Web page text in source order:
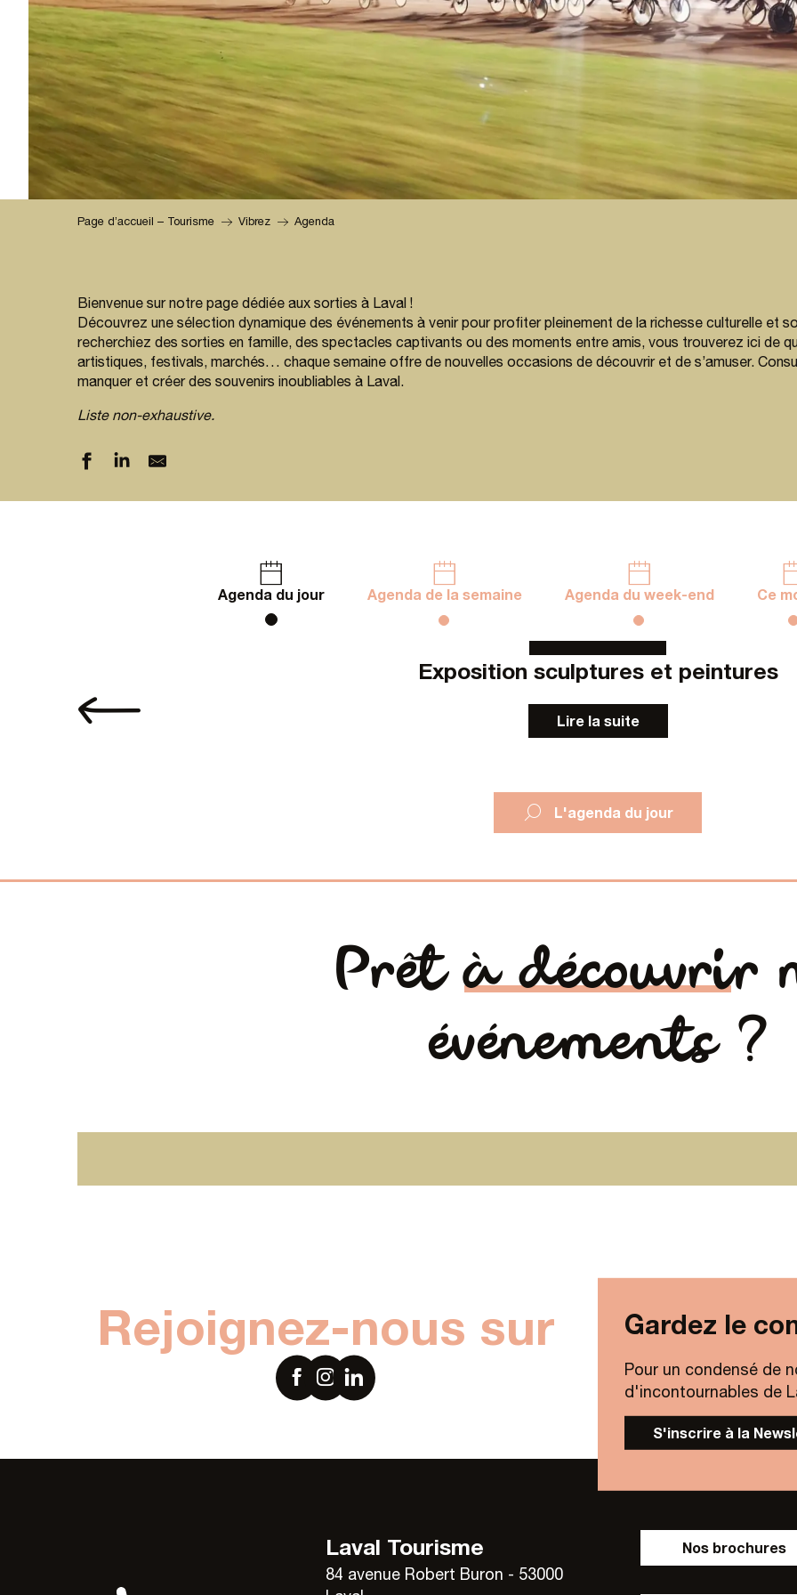
Page d’accueil – Tourisme Vibrez Agenda
Bienvenue sur notre page dédiée aux sorties à Laval !
Découvrez une sélection dynamique des événements à venir pour profiter pleinement de la richesse culturelle et
recherchiez des sorties en famille, des spectacles captivants ou des moments entre amis, vous trouverez ici de
artistiques, festivals, marchés… chaque semaine offre de nouvelles occasions de découvrir et de s’amuser.
manquer et créer des souvenirs inoubliables à Laval.
Liste non-exhaustive.
Agenda du jour Agenda de la semaine Agenda du week-end Ce
4 30
AOÛT
Exposition sculptures et peintures
Lire la suite
L'agenda du jour
Prêt à découvrir
événements ?
Infinity Trail
festivals
Laval
Rejoignez-nous sur Gardez le
Pour un condensé de
d'incontournables de
S'inscrire à la
Laval Tourisme
84 avenue Robert Buron - 53000
Nos brochures